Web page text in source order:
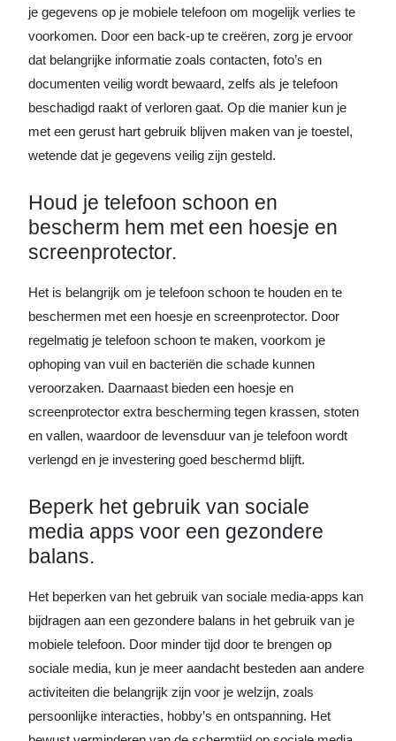
je gegevens op je mobiele telefoon om mogelijk verlies te
voorkomen. Door een back-up te creëren, zorg je ervoor
dat belangrijke informatie zoals contacten, foto’s en
documenten veilig wordt bewaard, zelfs als je telefoon
beschadigd raakt of verloren gaat. Op die manier kun je
met een gerust hart gebruik blijven maken van je toestel,
wetende dat je gegevens veilig zijn gesteld.
Houd je telefoon schoon en
bescherm hem met een hoesje en
screenprotector.
Het is belangrijk om je telefoon schoon te houden en te
beschermen met een hoesje en screenprotector. Door
regelmatig je telefoon schoon te maken, voorkom je
ophoping van vuil en bacteriën die schade kunnen
veroorzaken. Daarnaast bieden een hoesje en
screenprotector extra bescherming tegen krassen, stoten
en vallen, waardoor de levensduur van je telefoon wordt
verlengd en je investering goed beschermd blijft.
Beperk het gebruik van sociale
media apps voor een gezondere
balans.
Het beperken van het gebruik van sociale media-apps kan
bijdragen aan een gezondere balans in het gebruik van je
mobiele telefoon. Door minder tijd door te brengen op
sociale media, kun je meer aandacht besteden aan andere
activiteiten die belangrijk zijn voor je welzijn, zoals
persoonlijke interacties, hobby’s en ontspanning. Het